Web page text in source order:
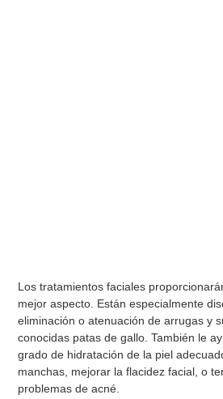
Los tratamientos faciales
mejor aspecto. Están especialmente
eliminación o atenuación de arrugas y
conocidas patas de gallo. También le
grado de hidratación de la piel
manchas, mejorar la flacidez facial, o
problemas de acné.